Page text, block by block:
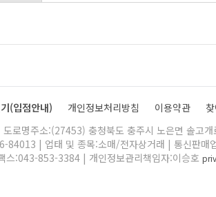
(입점안내) 개인정보처리방침 이용약관
로명주소:(27453) 충청북도 충주시 노은면 솔고
84013 | 업태 및 종목:소매/전자상거래 | 통신판매
스:043-853-3384 | 개인정보관리책임자:이승호